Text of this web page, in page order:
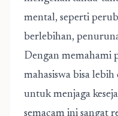
mental, seperti
berlebihan,
Dengan memahami
mahasiswa bisa
untuk menjaga
semacam ini sangat